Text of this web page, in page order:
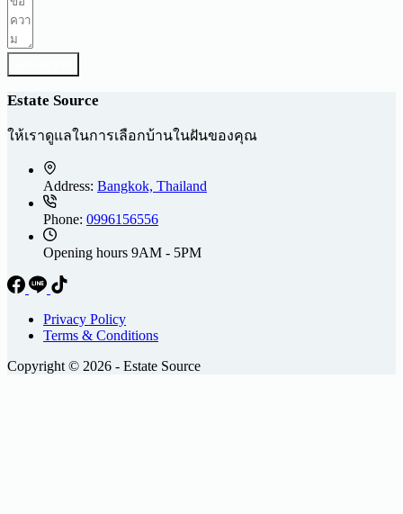
Estate Source
ให้เราดูแลในการเลือกบ้านในฝันของคุณ
Address: Bangkok, Thailand
Phone: 0996156556
Opening hours 9AM - 5PM
Privacy Policy
Terms & Conditions
Copyright © 2026 - Estate Source